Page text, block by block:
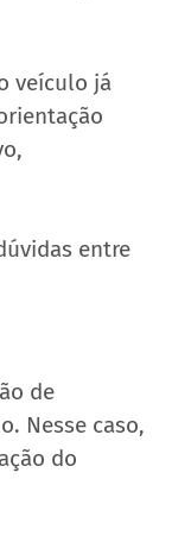
veículo já
entre
de
Nesse caso,
do